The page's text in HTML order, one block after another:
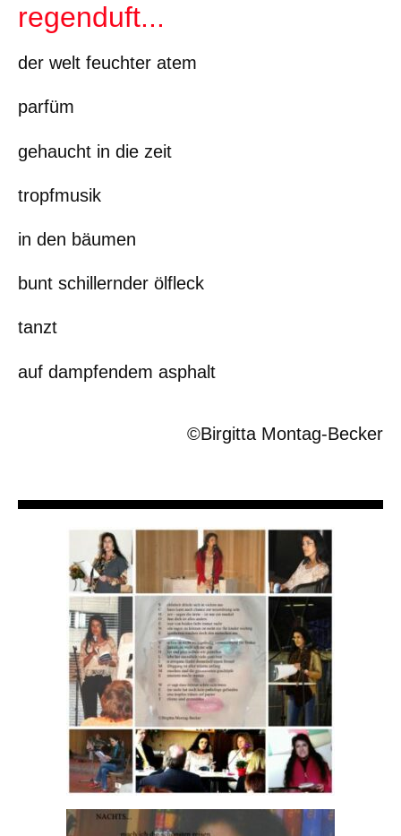
regenduft...
der welt feuchter atem
parfüm
gehaucht in die zeit
tropfmusik
in den bäumen
bunt schillernder ölfleck
tanzt
auf dampfendem asphalt
©Birgitta Montag-Becker